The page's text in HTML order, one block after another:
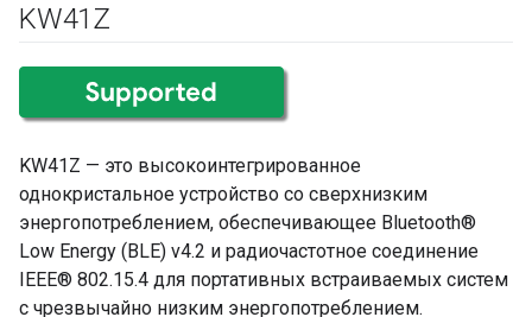
KW41Z
KW41Z — это высокоинтегрированное
однокристальное устройство со сверхнизким
энергопотреблением, обеспечивающее Bluetooth®
Low Energy (BLE) v4.2 и радиочастотное соединение
IEEE® 802.15.4 для портативных встраиваемых систем
с чрезвычайно низким энергопотреблением.